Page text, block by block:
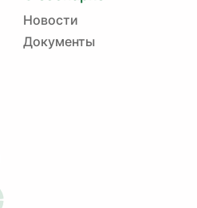
Новости
Документы